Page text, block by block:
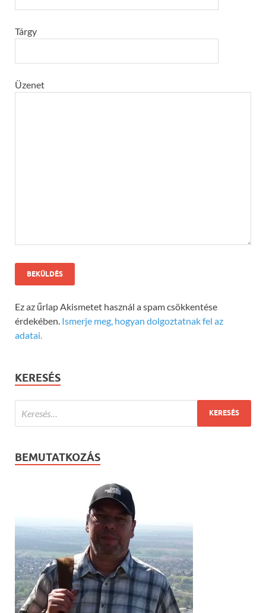
Tárgy
Üzenet
Ez az űrlap Akismetet használ a spam csökkentése
érdekében. Ismerje meg, hogyan dolgoztatnak fel az
adatai.
KERESÉS
BEMUTATKOZÁS